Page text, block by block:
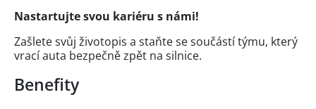
Nastartujte svou kariéru s námi!
Zašlete svůj životopis a staňte se součástí týmu, který
vrací auta bezpečně zpět na silnice.
Benefity